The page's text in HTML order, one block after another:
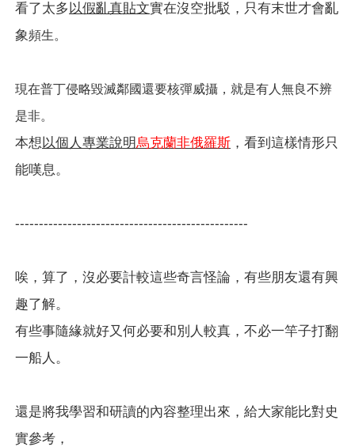
看了太多以假亂真貼文實在沒空批駁，只有末世才會亂
象頻生。
現在普丁侵略毀滅鄰國還要核彈威攝，就是有人無良不辨
是非。
本想以個人專業說明烏克蘭非俄羅斯 ，看到這樣情形只
能嘆息。
-------------------------------------------------
唉，算了，沒必要計較這些奇言怪論，有些朋友還有興
趣了解。
有些事隨緣就好又何必要和別人較真，不必一竿子打翻
一船人。
還是將我學習和研讀的內容整理出來，給大家能比對史
實參考，